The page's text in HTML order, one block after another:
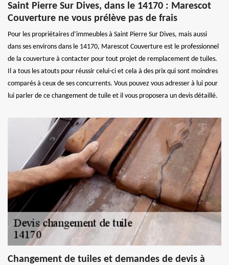
Saint Pierre Sur Dives, dans le 14170 : Marescot
Couverture ne vous prélève pas de frais
Pour les propriétaires d’immeubles à Saint Pierre Sur Dives, mais aussi
dans ses environs dans le 14170, Marescot Couverture est le professionnel
de la couverture à contacter pour tout projet de remplacement de tuiles.
Il a tous les atouts pour réussir celui-ci et cela à des prix qui sont moindres
comparés à ceux de ses concurrents. Vous pouvez vous adresser à lui pour
lui parler de ce changement de tuile et il vous proposera un devis détaillé.
Changement de tuiles et demandes de devis à